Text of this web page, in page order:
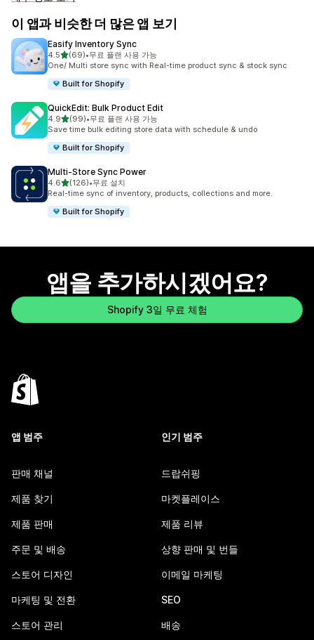
이 앱과 비슷한 더 많은 앱 보기
Easify Inventory Sync
4.5별 5개 중
(69)
총 리뷰 69개
•무료 플랜 사용 가능
One/ Multi store sync with Real-time product sync & stock sync
Built for Shopify
QuickEdit: Bulk Product Edit
4.9별 5개 중
(99)
총 리뷰 99개
•무료 플랜 사용 가능
Save time bulk editing store data with schedule & undo
Built for Shopify
Multi‑Store Sync Power
4.6별 5개 중
(126)
총 리뷰 126개
•무료 설치
Real-time sync of inventory, products, collections and more.
Built for Shopify
앱을 추가하시겠어요?
Shopify 3일 무료 체험
앱 범주
판매 채널
제품 찾기
제품 판매
주문 및 배송
스토어 디자인
마케팅 및 전환
스토어 관리
인기 범주
드랍쉬핑
마켓플레이스
제품 리뷰
상향 판매 및 번들
이메일 마케팅
SEO
배송